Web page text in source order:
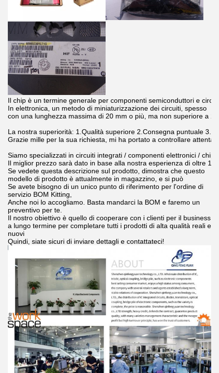
Il chip è un termine generale per componenti semiconduttori e
In elettronica, un metodo di miniaturizzazione dei circuiti, spesso
con una lunghezza massima di 20 mm o più, ma non superiore a
La nostra superiorità: 1.Qualità superiore 2.Consegna puntuale
Grazie mille per la sua richiesta, mi ha portato a controllare
Siamo specializzati in circuiti integrati / componenti elettronici / chip
Il miglior prezzo sarà dato in base alla nostra esperienza di oltre 10
Se vedete questa descrizione sul prodotto, dimostra che questo
modello di prodotto è attualmente in magazzino, e si può
Se avete bisogno di un unico punto di riferimento per l'ordine di
servizio BOM Kitting,
Anche noi lo accogliamo. Basta mandarci la BOM e faremo un
preventivo per te.
Il nostro obiettivo è quello di cooperare con i clienti per il business
a lungo termine per completare tutti i prodotti di alta qualità reali e
nuovi
Quindi, siate sicuri di inviare dettagli e contattateci!